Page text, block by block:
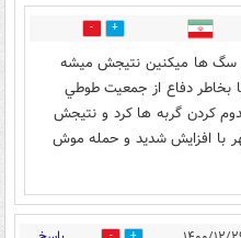
0
سگ ها ميكنين نتيجش ميشه
بخاطر دفاع از جمعيت طوطي
كردن گربه ها كرد و نتيجش
با افزايش شديد و حمله موش